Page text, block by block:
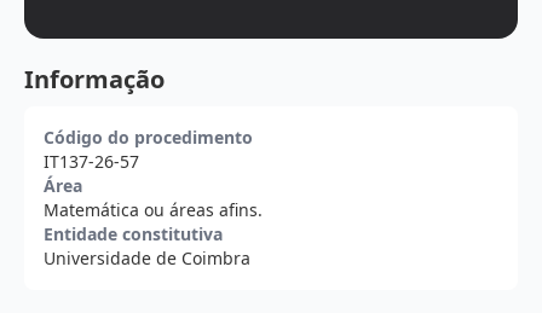
Informação
Código do procedimento
IT137-26-57
Área
Matemática ou áreas afins.
Entidade constitutiva
Universidade de Coimbra